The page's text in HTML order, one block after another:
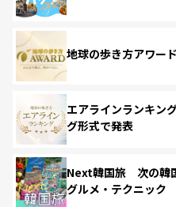
地球の歩き方アワー
エアラインランキン
グ形式で発表
Next韓国旅 次の韓
グルメ・テクニック